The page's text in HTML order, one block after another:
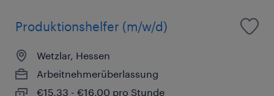
Produktionshelfer (m/w/d)
Wetzlar, Hessen
Arbeitnehmerüberlassung
€15,33 - €16,00 pro Stunde